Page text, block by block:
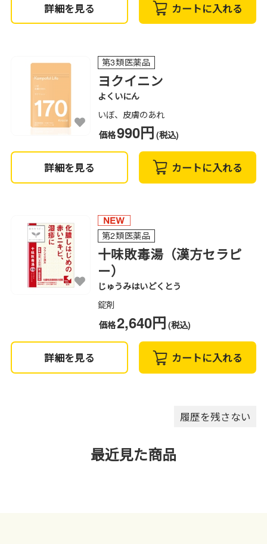
詳細を見る カートに入れる
第3類医薬品
ヨクイニン
よくいにん
いぼ、皮膚のあれ
価格990円 (税込)
詳細を見る カートに入れる
第2類医薬品
十味敗毒湯（漢方セラピ
ー）
じゅうみはいどくとう
錠剤
価格2,640円 (税込)
詳細を見る カートに入れる
履歴を残さない
最近見た商品